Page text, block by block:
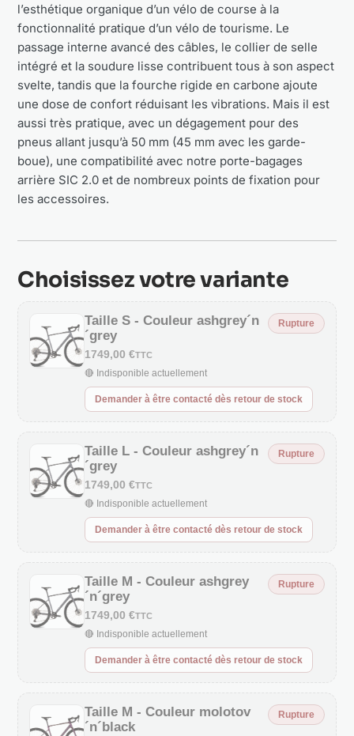
l’esthétique organique d’un vélo de course à la
fonctionnalité pratique d’un vélo de tourisme. Le
passage interne avancé des câbles, le collier de selle
intégré et la soudure lisse contribuent tous à son aspect
svelte, tandis que la fourche rigide en carbone ajoute
une dose de confort réduisant les vibrations. Mais il est
aussi très pratique, avec un dégagement pour des
pneus allant jusqu’à 50 mm (45 mm avec les garde-
boue), une compatibilité avec notre porte-bagages
arrière SIC 2.0 et de nombreux points de fixation pour
les accessoires.
Choisissez votre variante
Taille S - Couleur ashgrey´n
´grey
Rupture
1749,00 €TTC
🔴 Indisponible actuellement
Demander à être contacté dès retour de stock
Taille L - Couleur ashgrey´n
´grey
Rupture
1749,00 €TTC
🔴 Indisponible actuellement
Demander à être contacté dès retour de stock
Taille M - Couleur ashgrey
´n´grey
Rupture
1749,00 €TTC
🔴 Indisponible actuellement
Demander à être contacté dès retour de stock
Taille M - Couleur molotov
´n´black
Rupture